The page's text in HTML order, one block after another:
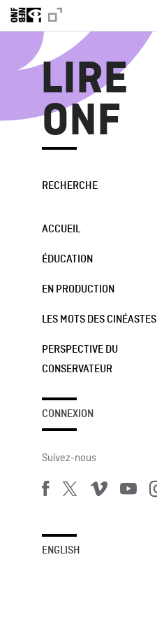
LIRE
ONF
RECHERCHE
ACCUEIL
ÉDUCATION
EN PRODUCTION
LES MOTS DES CINÉASTES
PERSPECTIVE DU
CONSERVATEUR
CONNEXION
Suivez-nous
ENGLISH